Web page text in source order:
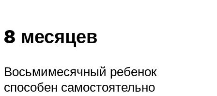
8 месяцев
Восьмимесячный ребенок
способен самостоятельно